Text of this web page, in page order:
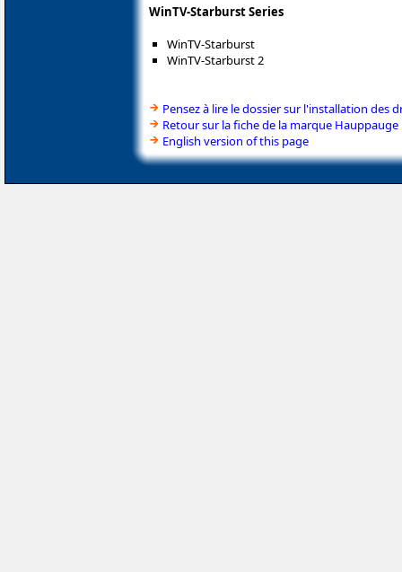
WinTV-Starburst Series
WinTV-Starburst
WinTV-Starburst 2
Pensez à lire le dossier sur l'installation des
Retour sur la fiche de la marque Hauppauge
English version of this page